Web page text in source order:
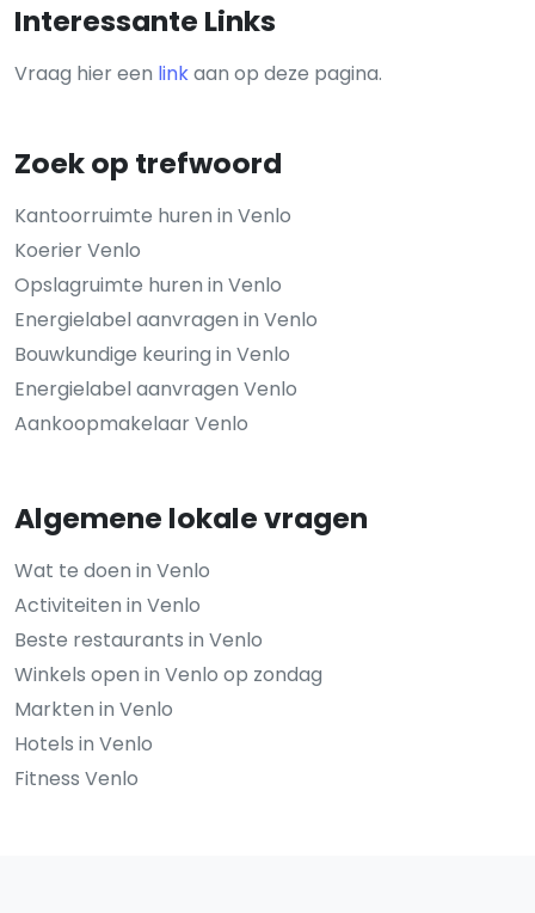
Interessante Links
Vraag hier een linkaan op deze pagina.
Zoek op trefwoord
Kantoorruimte huren in Venlo
Koerier Venlo
Opslagruimte huren in Venlo
Energielabel aanvragen in Venlo
Bouwkundige keuring in Venlo
Energielabel aanvragen Venlo
Aankoopmakelaar Venlo
Algemene lokale vragen
Wat te doen in Venlo
Activiteiten in Venlo
Beste restaurants in Venlo
Winkels open in Venlo op zondag
Markten in Venlo
Hotels in Venlo
Fitness Venlo